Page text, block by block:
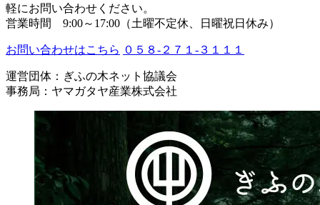
軽にお問い合わせください。
営業時間 9:00～17:00（土曜不定休、日曜祝日休み）
お問い合わせはこちら ０５８-２７１-３１１１
運営団体：ぎふの木ネット協議会
事務局：ヤマガタヤ産業株式会社